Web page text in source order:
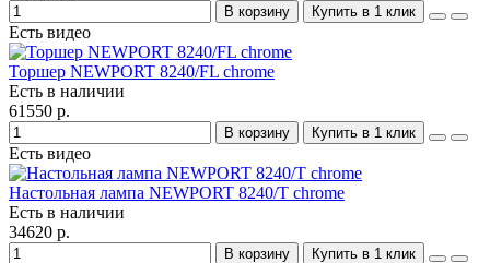
В корзину Купить в 1 клик
Есть видео
Торшер NEWPORT 8240/FL chrome
Есть в наличии
61550 р.
В корзину Купить в 1 клик
Есть видео
Настольная лампа NEWPORT 8240/T chrome
Есть в наличии
34620 р.
В корзину Купить в 1 клик